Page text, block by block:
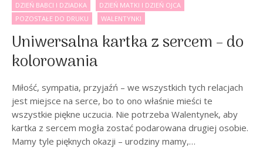
DZIEŃ BABCI I DZIADKA
DZIEŃ MATKI I DZIEŃ OJCA
POZOSTAŁE DO DRUKU
WALENTYNKI
Uniwersalna kartka z sercem – do
kolorowania
Miłość, sympatia, przyjaźń – we wszystkich tych relacjach
jest miejsce na serce, bo to ono właśnie mieści te
wszystkie piękne uczucia. Nie potrzeba Walentynek, aby
kartka z sercem mogła zostać podarowana drugiej osobie.
Mamy tyle pięknych okazji – urodziny mamy,…